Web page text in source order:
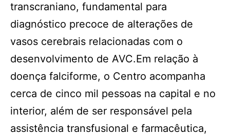
transcraniano, fundamental para
diagnóstico precoce de alterações de
vasos cerebrais relacionadas com o
desenvolvimento de AVC.Em relação à
doença falciforme, o Centro acompanha
cerca de cinco mil pessoas na capital e no
interior, além de ser responsável pela
assistência transfusional e farmacêutica,